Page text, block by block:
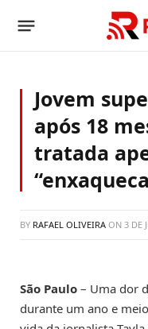
Jovem
após 18
tratada
BY RAFAEL OLIVEIRA ON 3 DE
São Paulo – Uma dor
durante um ano e